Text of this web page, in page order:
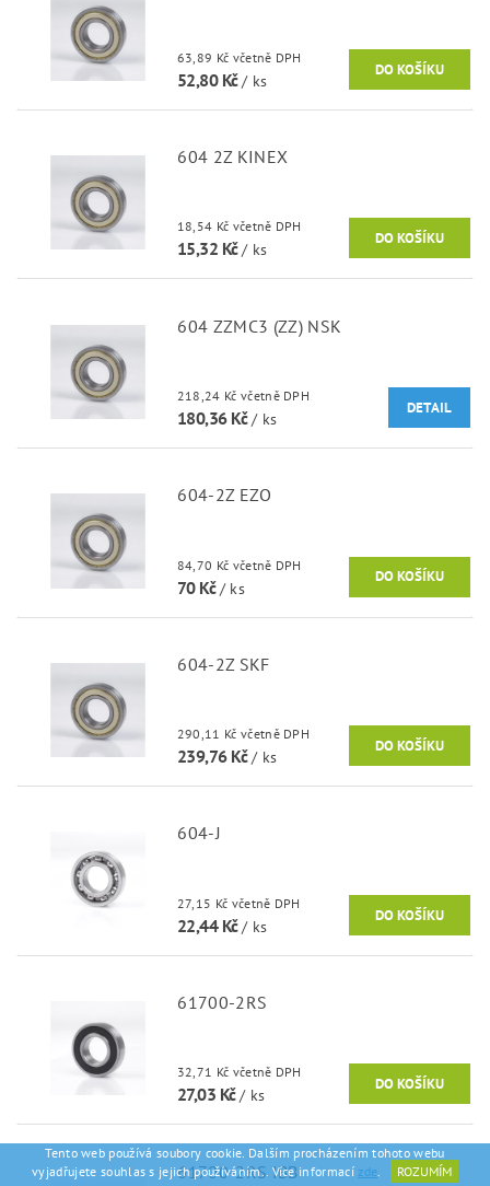
63,89 Kč včetně DPH
52,80 Kč/ ks
604 2Z KINEX
18,54 Kč včetně DPH
15,32 Kč/ ks
604 ZZMC3 (ZZ) NSK
218,24 Kč včetně DPH
180,36 Kč/ ks
DETAIL
604-2Z EZO
84,70 Kč včetně DPH
70 Kč/ ks
604-2Z SKF
290,11 Kč včetně DPH
239,76 Kč/ ks
604-J
27,15 Kč včetně DPH
22,44 Kč/ ks
61700-2RS
32,71 Kč včetně DPH
27,03 Kč/ ks
61700-2RS IBB
Tento web používá soubory cookie. Dalším procházením tohoto webu
vyjadřujete souhlas s jejich používáním.. Více informací zde. ROZUMÍM